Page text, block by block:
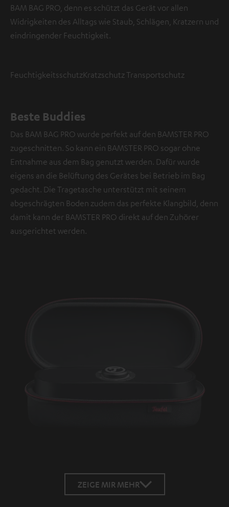
BAM BAG PRO, denn es schützt das Gerät vor allen
Widrigkeiten des Alltags wie Staub, Schlägen, Kratzern und
eindringender Feuchtigkeit.
FeuchtigkeitsschutzKratzschutzTransportschutz
Beste Buddies
Das BAM BAG PRO wurde perfekt auf den BAMSTER PRO
zugeschnitten. So kann ein BAMSTER PRO sogar ohne
Entnahme aus dem Bag genutzt werden. Dafür wurde
eigens an die Belüftung des Gerätes bei Betrieb im Bag
gedacht. Die Tragetasche unterstützt mit seinem
abgeschrägten Boden zudem das perfekte Klangbild, denn
damit kann der BAMSTER PRO direkt auf den Zuhörer
ausgerichtet werden.
ZEIGE MIR MEHR